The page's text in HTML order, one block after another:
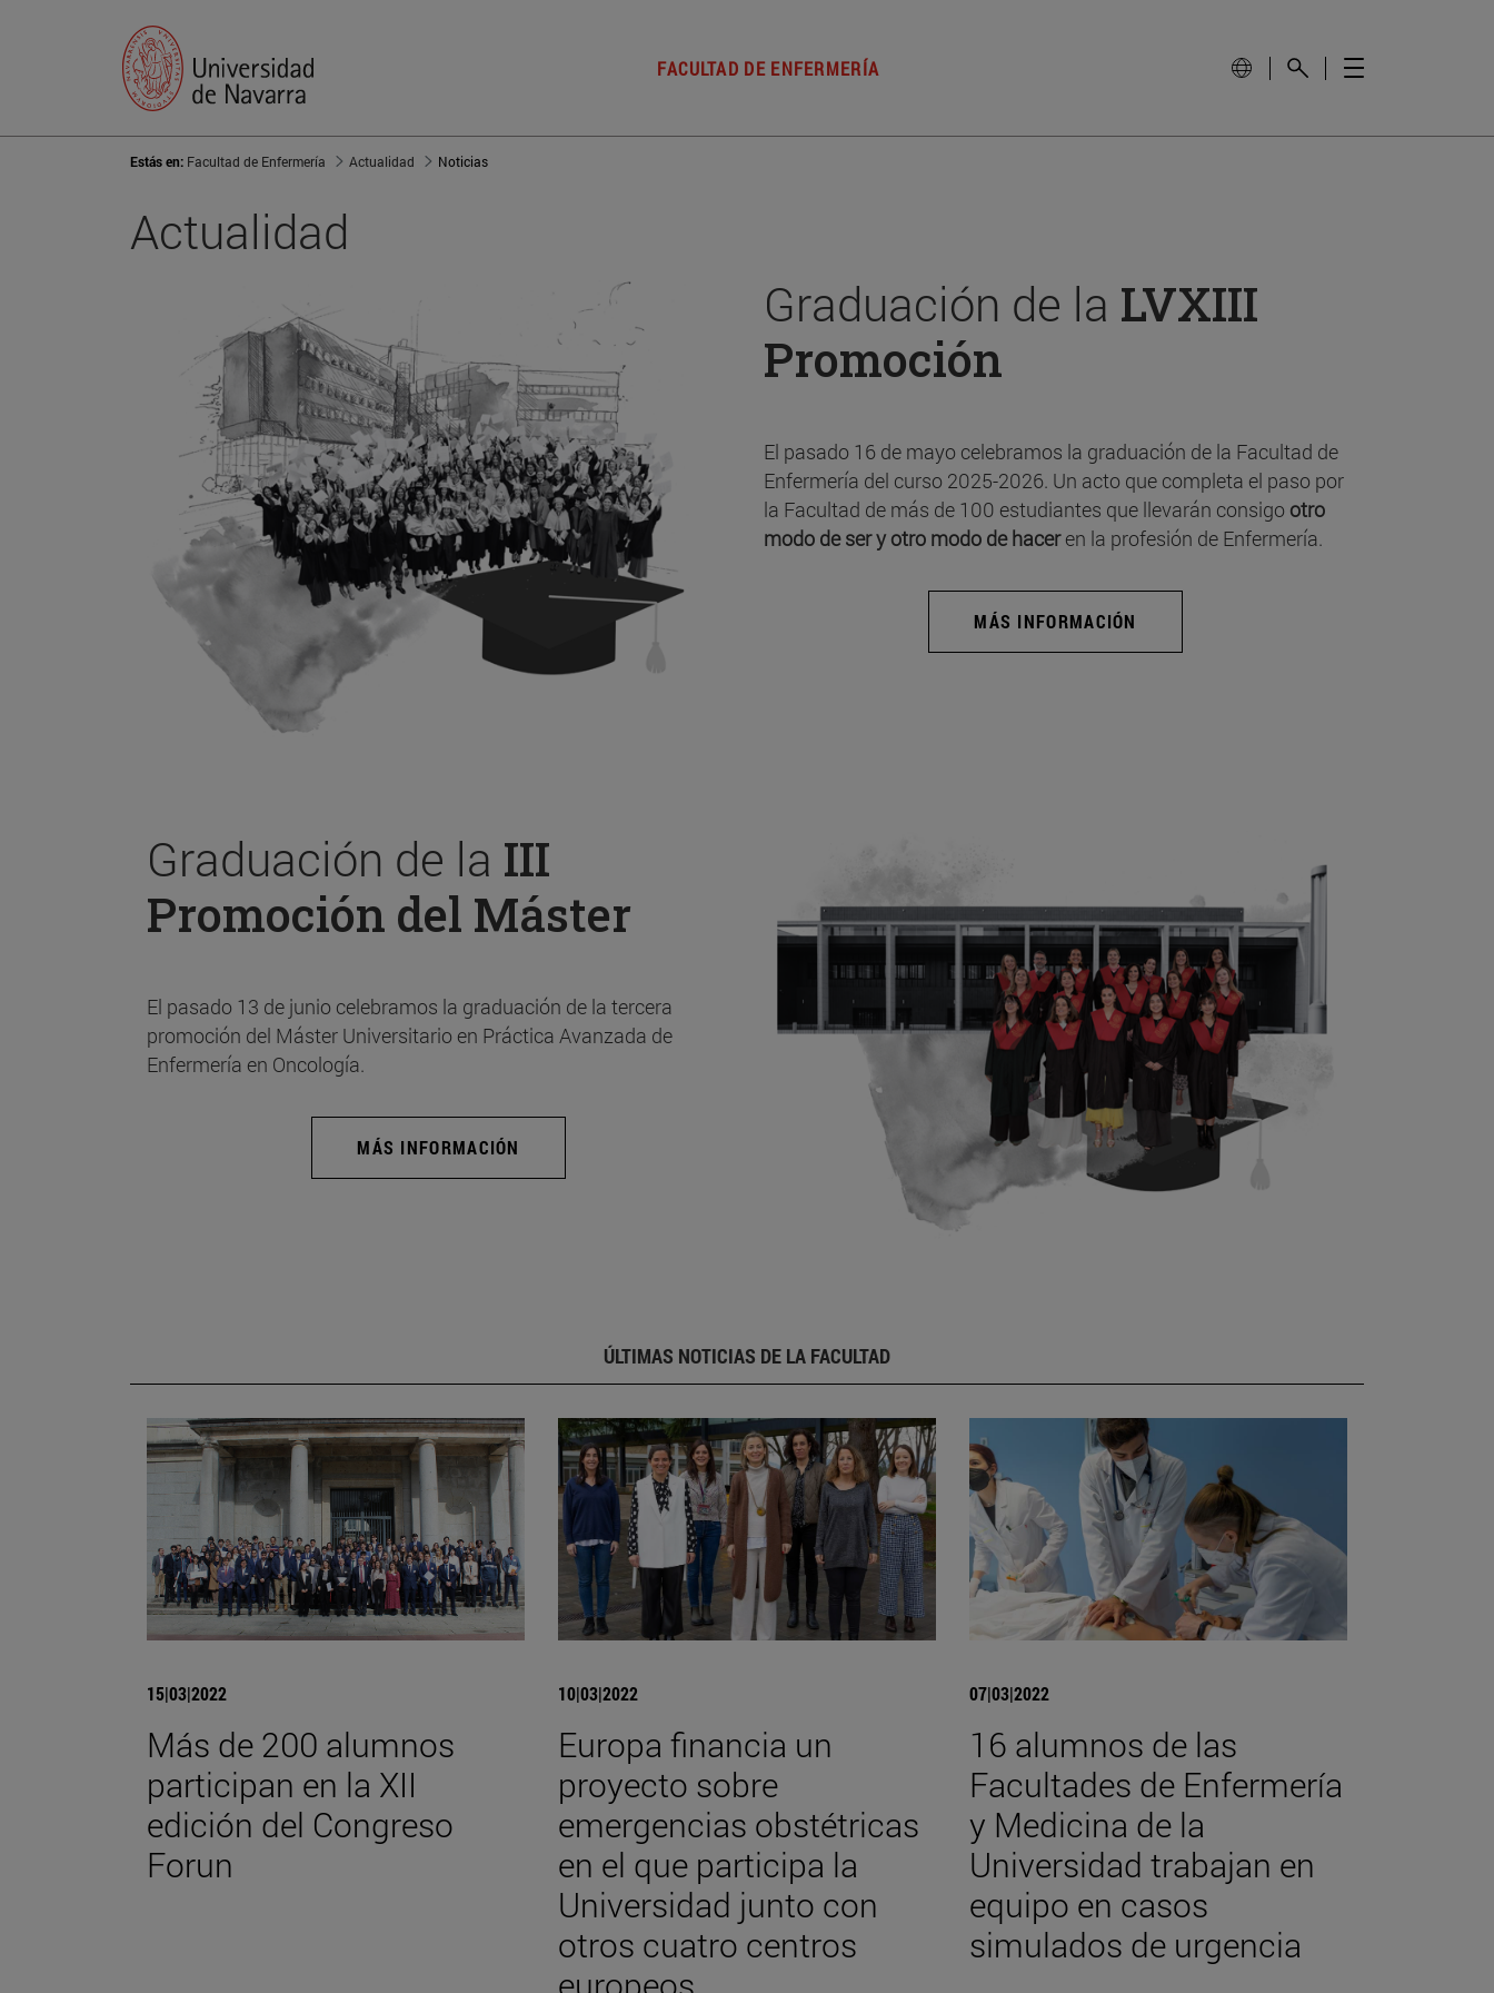
FACULTAD DE ENFERMERÍA
Estás en: Facultad de Enfermería Actualidad Noticias
Actualidad
Graduación de la LVXIII
Promoción
El pasado 16 de mayo celebramos la graduación de la Facultad de
Enfermería del curso 2025-2026. Un acto que completa el paso por
la Facultad de más de 100 estudiantes que llevarán consigo otro
modo de ser y otro modo de haceren la profesión de Enfermería.
MÁS INFORMACIÓN
Graduación de la III
Promoción del Máster
El pasado 13 de junio celebramos la graduación de la tercera
promoción del Máster Universitario en Práctica Avanzada de
Enfermería en Oncología.
MÁS INFORMACIÓN
ÚLTIMAS NOTICIAS DE LA FACULTAD
15|03|2022
Más de 200 alumnos
participan en la XII
edición del Congreso
Forun
10|03|2022
Europa financia un
proyecto sobre
emergencias obstétricas
en el que participa la
Universidad junto con
otros cuatro centros
07|03|2022
16 alumnos de las
Facultades de Enfermería
y Medicina de la
Universidad trabajan en
equipo en casos
simulados de urgencia